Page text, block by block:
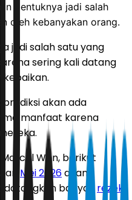
bentuknya jadi salah
oleh kebanyakan orang.
jadi salah satu yang
sering kali datang
akan ada
manfaat karena
Wen, berikut
Mei 2026akan
datangkan banyakrezeki